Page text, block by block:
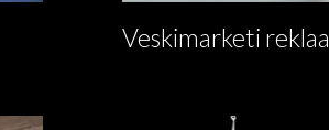
Veskimarketi